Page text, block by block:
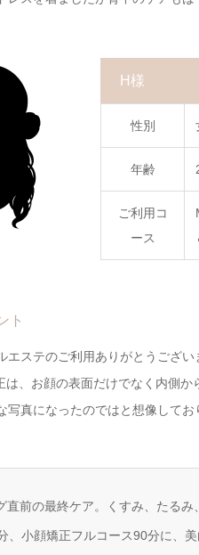
H様
性別
年齢
ご利用コ
ース
ト
エステのご利用ありがとうござ
は、お顔の表面だけでなく内側
写真になったのではと想像してお
直前の最終ケア。くすみ、たる
、小顔矯正フルコース90分に、